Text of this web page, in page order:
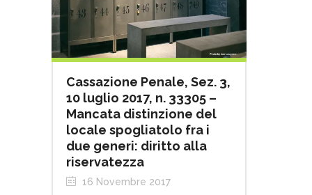
Cassazione Penale, Sez. 3,
10 luglio 2017, n. 33305 –
Mancata distinzione del
locale spogliatolo fra i
due generi: diritto alla
riservatezza
16 Novembre 2017